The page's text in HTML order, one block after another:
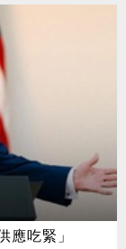
應吃緊」